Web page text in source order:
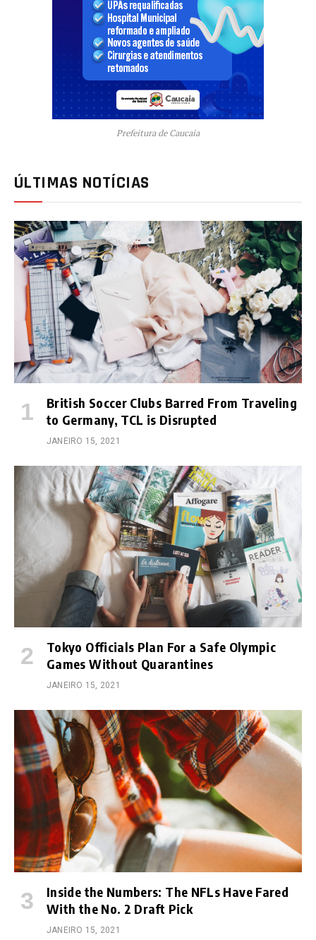
Prefeitura de Caucaia
ÚLTIMAS NOTÍCIAS
British Soccer Clubs Barred From Traveling
to Germany, TCL is Disrupted
JANEIRO 15, 2021
Tokyo Officials Plan For a Safe Olympic
Games Without Quarantines
JANEIRO 15, 2021
Inside the Numbers: The NFLs Have Fared
With the No. 2 Draft Pick
JANEIRO 15, 2021